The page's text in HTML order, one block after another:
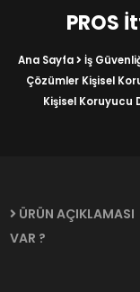
PROS
Ana Sayfa İş
Çözümler Kişisel
Kişisel Koruyucu
ÜRÜN AÇIKLAMASI
VAR ?